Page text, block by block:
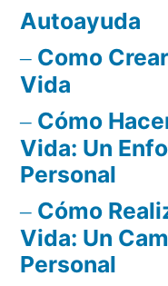
Autoayuda
Como
Vida
Cómo
Vida: Un
Personal
Cómo
Vida: Un
Personal